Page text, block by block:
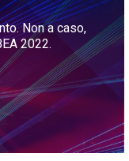
Non a caso,
2022.